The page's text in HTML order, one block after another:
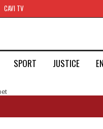
CAVI TV
SPORT JUSTICE